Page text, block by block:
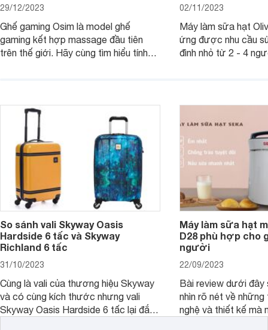
29/12/2023
Ghế gaming Osim là model ghế
gaming kết hợp massage đầu tiên
trên thế giới. Hãy cùng tìm hiểu tính
02/11/2023
Máy làm sữa hạt
ứng được nhu cầu
đình nhỏ từ 2 - 4
So sánh vali Skyway Oasis
Hardside 6 tấc và Skyway
Richland 6 tấc
31/10/2023
Cùng là vali của thương hiệu Skyway
và có cùng kích thước nhưng vali
Skyway Oasis Hardside 6 tấc lại đắt
Máy làm sữa hạt
D28 phù hợp cho
người
22/09/2023
Bài review dưới đây
nhìn rõ nét về những
nghệ và thiết kế mà